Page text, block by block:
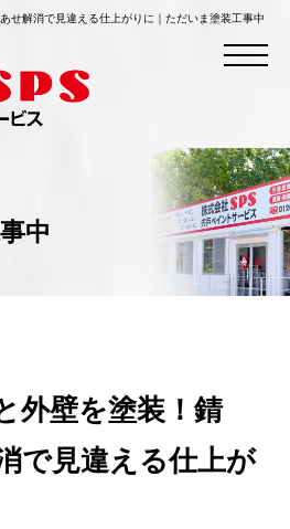
せ解消で見違える仕上がりに｜ただいま塗装工事中
中
外壁を塗装！錆
で見違える仕上が